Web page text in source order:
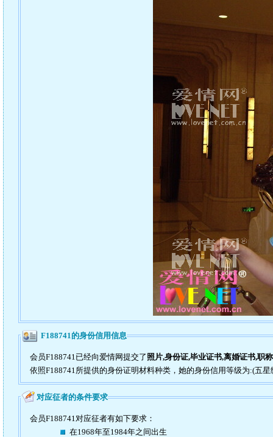
F188741的身份信用信息
会员F188741已经向爱情网提交了 照片,身份证,毕业证书,离婚证书,职
依照F188741所提供的身份证明材料种类，她的身份信用等级为:(五星
对应征者的条件要求
会员F188741对应征者有如下要求：
在1968年至1984年之间出生